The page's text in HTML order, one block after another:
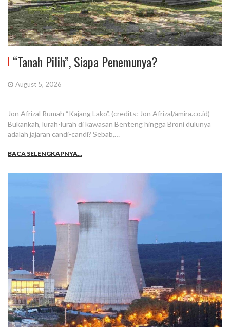
“Tanah Pilih”, Siapa Penemunya?
August 5, 2026
Jon Afrizal Rumah “Kajang Lako”. (credits: Jon Afrizal/amira.co.id)
Bukankah, lurah-lurah di kawasan Benteng hingga Broni dulunya
adalah jajaran candi-candi? Sebab,…
BACA SELENGKAPNYA...